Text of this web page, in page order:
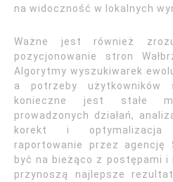
na widoczność w lokalnych
Ważne jest również
pozycjonowanie stron
Algorytmy wyszukiwarek
a potrzeby użytkowników
konieczne jest stałe
prowadzonych działań,
korekt i optymalizacja
raportowanie przez agencję
być na bieżąco z postępami i
przynoszą najlepsze